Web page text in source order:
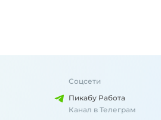
Соцсети
Пикабу Работа
Канал в Телеграм